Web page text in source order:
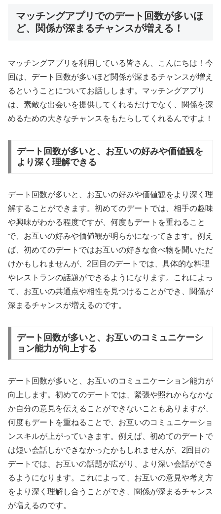
マッチングアプリでのデート回数が多いほ
ど、関係が深まるチャンスが増える！
マッチングアプリを利用している皆さん、こんにちは！今
回は、デート回数が多いほど関係が深まるチャンスが増え
るということについてお話しします。マッチングアプリ
は、素敵な出会いを提供してくれるだけでなく、関係を深
めるための大きなチャンスをもたらしてくれるんですよ！
デート回数が多いと、お互いの好みや価値観を
より深く理解できる
デート回数が多いと、お互いの好みや価値観をより深く理
解することができます。初めてのデートでは、相手の趣味
や興味がわかる程度ですが、何度もデートを重ねること
で、お互いの好みや価値観が明らかになってきます。例え
ば、初めてのデートではお互いの好きな食べ物を聞いただ
けかもしれませんが、2回目のデートでは、具体的な料理
やレストランの話題ができるようになります。これによっ
て、お互いの共通点や相性を見つけることができ、関係が
深まるチャンスが増えるのです。
デート回数が多いと、お互いのコミュニケーシ
ョン能力が向上する
デート回数が多いと、お互いのコミュニケーション能力が
向上します。初めてのデートでは、緊張や照れからなかな
か自分の意見を伝えることができないこともありますが、
何度もデートを重ねることで、お互いのコミュニケーショ
ンスキルが上がっていきます。例えば、初めてのデートで
は短い会話しかできなかったかもしれませんが、2回目の
デートでは、お互いの話題が広がり、より深い会話ができ
るようになります。これによって、お互いの意見や考え方
をより深く理解し合うことができ、関係が深まるチャンス
が増えるのです。